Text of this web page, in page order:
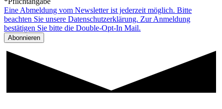
Eine Abmeldung vom Newsletter ist jederzeit möglich. Bitte
beachten Sie unsere Datenschutzerklärung. Zur Anmeldung
bestätigen Sie bitte die Double-Opt-In Mail.